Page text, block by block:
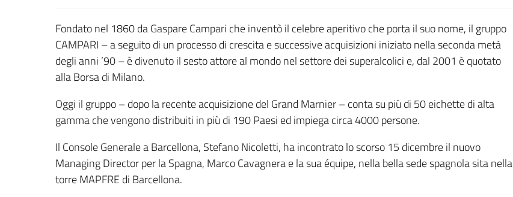
Fondato nel 1860 da Gaspare Campari che inventò il celebre aperitivo che porta il suo nome, il gruppo
CAMPARI – a seguito di un processo di crescita e successive acquisizioni iniziato nella seconda metà
degli anni ’90 – è divenuto il sesto attore al mondo nel settore dei superalcolici e, dal 2001 è quotato
alla Borsa di Milano.
Oggi il gruppo – dopo la recente acquisizione del Grand Marnier – conta su più di 50 eichette di alta
gamma che vengono distribuiti in più di 190 Paesi ed impiega circa 4000 persone.
Il Console Generale a Barcellona, Stefano Nicoletti, ha incontrato lo scorso 15 dicembre il nuovo
Managing Director per la Spagna, Marco Cavagnera e la sua équipe, nella bella sede spagnola sita nella
torre MAPFRE di Barcellona.